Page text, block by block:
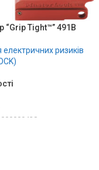
“Grip Tight™” 491B
електричних ризиків
000009428